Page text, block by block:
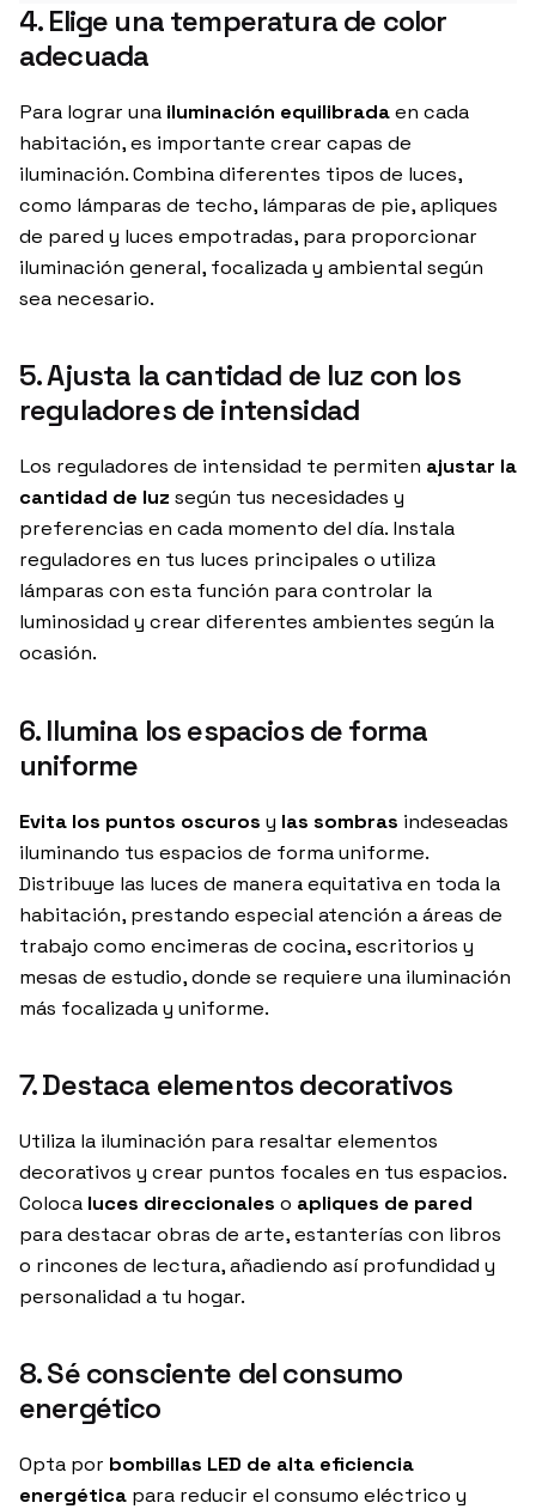
4. Elige una temperatura de color
adecuada
Para lograr una iluminación equilibradaen cada
habitación, es importante crear capas de
iluminación. Combina diferentes tipos de luces,
como lámparas de techo, lámparas de pie, apliques
de pared y luces empotradas, para proporcionar
iluminación general, focalizada y ambiental según
sea necesario.
5. Ajusta la cantidad de luz con los
reguladores de intensidad
Los reguladores de intensidad te permiten ajustar la
cantidad de luz según tus necesidades y
preferencias en cada momento del día. Instala
reguladores en tus luces principales o utiliza
lámparas con esta función para controlar la
luminosidad y crear diferentes ambientes según la
ocasión.
6. Ilumina los espacios de forma
uniforme
Evita los puntos oscuros y las sombras indeseadas
iluminando tus espacios de forma uniforme.
Distribuye las luces de manera equitativa en toda la
habitación, prestando especial atención a áreas de
trabajo como encimeras de cocina, escritorios y
mesas de estudio, donde se requiere una iluminación
más focalizada y uniforme.
7. Destaca elementos decorativos
Utiliza la iluminación para resaltar elementos
decorativos y crear puntos focales en tus espacios.
Coloca luces direccionales o apliques de pared
para destacar obras de arte, estanterías con libros
o rincones de lectura, añadiendo así profundidad y
personalidad a tu hogar.
8. Sé consciente del consumo
energético
Opta por bombillas LED de alta eficiencia
energética para reducir el consumo eléctrico y